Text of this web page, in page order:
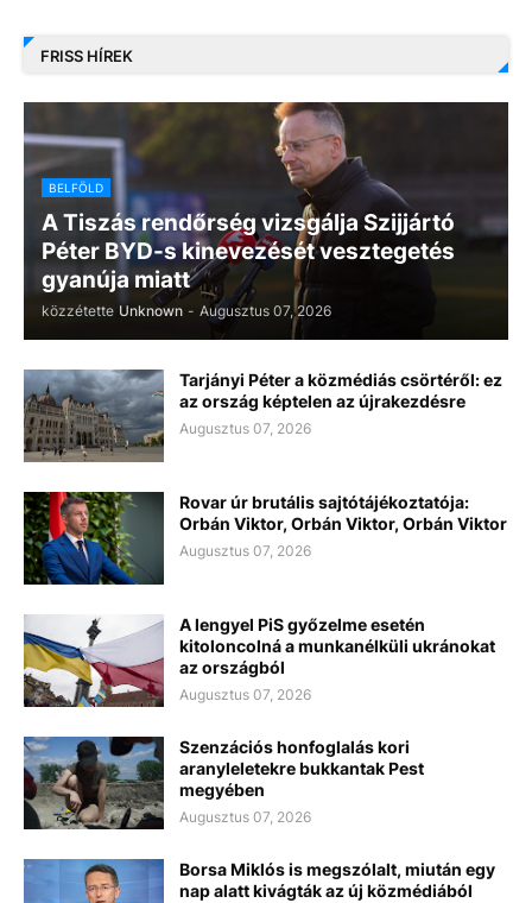
FRISS HÍREK
BELFÖLD
A Tiszás rendőrség vizsgálja Szijjártó
Péter BYD-s kinevezését vesztegetés
gyanúja miatt
közzétette Unknown - Augusztus 07, 2026
Tarjányi Péter a közmédiás csörtéről: ez
az ország képtelen az újrakezdésre
Augusztus 07, 2026
Rovar úr brutális sajtótájékoztatója:
Orbán Viktor, Orbán Viktor, Orbán Viktor
Augusztus 07, 2026
A lengyel PiS győzelme esetén
kitoloncolná a munkanélküli ukránokat
az országból
Augusztus 07, 2026
Szenzációs honfoglalás kori
aranyleletekre bukkantak Pest
megyében
Augusztus 07, 2026
Borsa Miklós is megszólalt, miután egy
nap alatt kivágták az új közmédiából